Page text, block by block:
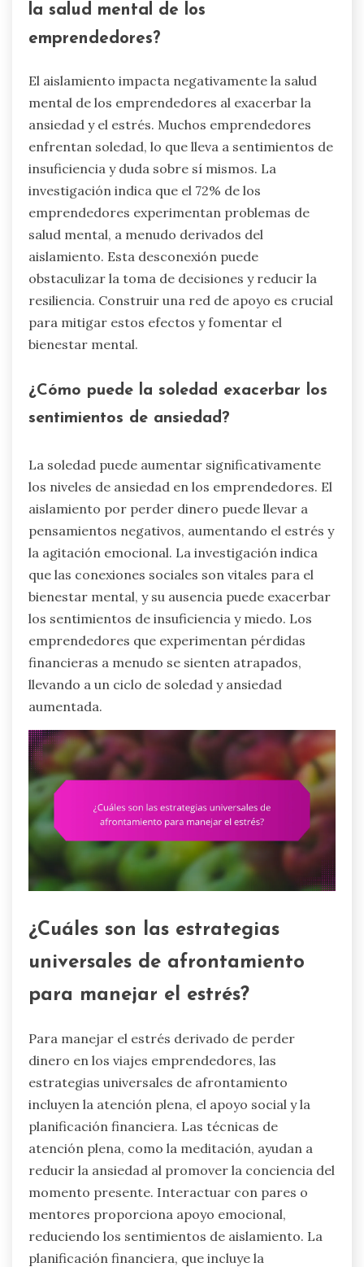
la salud mental de los
emprendedores?
El aislamiento impacta negativamente la salud
mental de los emprendedores al exacerbar la
ansiedad y el estrés. Muchos emprendedores
enfrentan soledad, lo que lleva a sentimientos de
insuficiencia y duda sobre sí mismos. La
investigación indica que el 72% de los
emprendedores experimentan problemas de
salud mental, a menudo derivados del
aislamiento. Esta desconexión puede
obstaculizar la toma de decisiones y reducir la
resiliencia. Construir una red de apoyo es crucial
para mitigar estos efectos y fomentar el
bienestar mental.
¿Cómo puede la soledad exacerbar los
sentimientos de ansiedad?
La soledad puede aumentar significativamente
los niveles de ansiedad en los emprendedores. El
aislamiento por perder dinero puede llevar a
pensamientos negativos, aumentando el estrés y
la agitación emocional. La investigación indica
que las conexiones sociales son vitales para el
bienestar mental, y su ausencia puede exacerbar
los sentimientos de insuficiencia y miedo. Los
emprendedores que experimentan pérdidas
financieras a menudo se sienten atrapados,
llevando a un ciclo de soledad y ansiedad
aumentada.
¿Cuáles son las estrategias
universales de afrontamiento
para manejar el estrés?
Para manejar el estrés derivado de perder
dinero en los viajes emprendedores, las
estrategias universales de afrontamiento
incluyen la atención plena, el apoyo social y la
planificación financiera. Las técnicas de
atención plena, como la meditación, ayudan a
reducir la ansiedad al promover la conciencia del
momento presente. Interactuar con pares o
mentores proporciona apoyo emocional,
reduciendo los sentimientos de aislamiento. La
planificación financiera, que incluye la